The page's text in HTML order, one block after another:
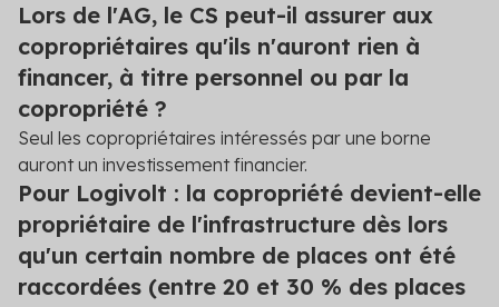
Lors de l'AG, le CS peut-il assurer aux
copropriétaires qu'ils n'auront rien à
financer, à titre personnel ou par la
copropriété ?
Seul les copropriétaires intéressés par une borne
auront un investissement financier.
Pour Logivolt : la copropriété devient-elle
propriétaire de l'infrastructure dès lors
qu'un certain nombre de places ont été
raccordées (entre 20 et 30 % des places